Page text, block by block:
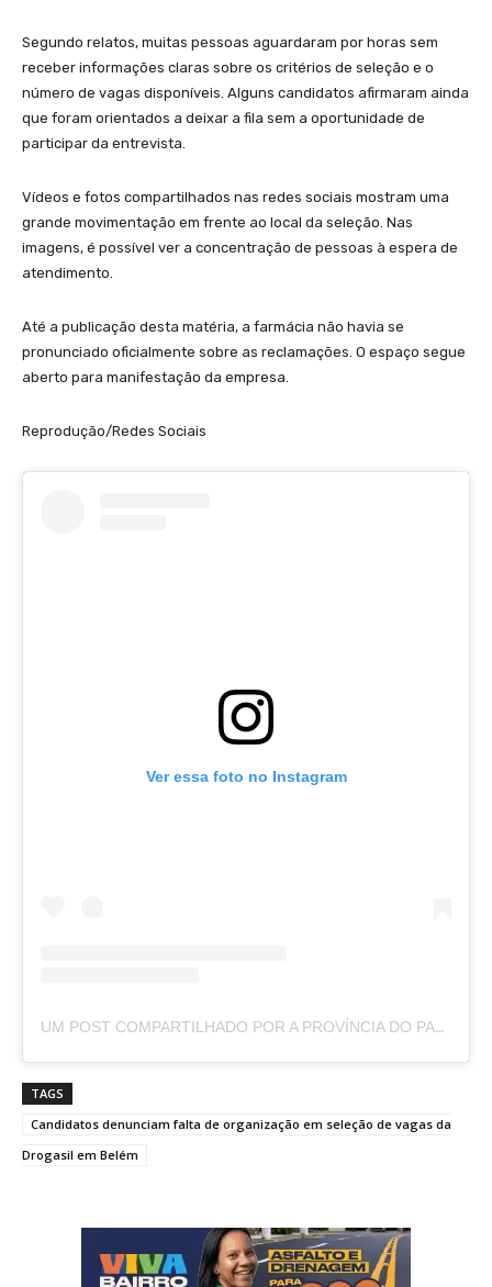
Segundo relatos, muitas pessoas aguardaram por horas sem
receber informações claras sobre os critérios de seleção e o
número de vagas disponíveis. Alguns candidatos afirmaram ainda
que foram orientados a deixar a fila sem a oportunidade de
participar da entrevista.
Vídeos e fotos compartilhados nas redes sociais mostram uma
grande movimentação em frente ao local da seleção. Nas
imagens, é possível ver a concentração de pessoas à espera de
atendimento.
Até a publicação desta matéria, a farmácia não havia se
pronunciado oficialmente sobre as reclamações. O espaço segue
aberto para manifestação da empresa.
Reprodução/Redes Sociais
Ver essa foto no Instagram
UM POST COMPARTILHADO POR A PROVÍNCIA DO PARÁ (@APROVINCIADOPARA)
TAGS
Candidatos denunciam falta de organização em seleção de vagas da
Drogasil em Belém